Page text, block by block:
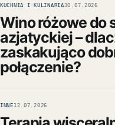
KUCHNIA I KULINARIA30.07.2026
Wino różowe do
azjatyckiej –
zaskakująco
połączenie?
INNE 12.07.2026